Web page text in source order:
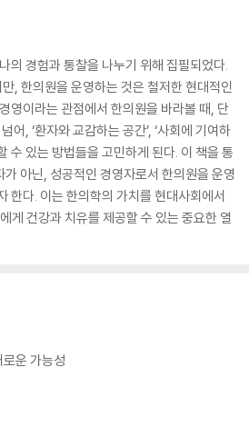
의 경험과 통찰을 나누기 위해 집필되었다.
, 한의원을 운영하는 것은 철저한 현대적인
영이라는 관점에서 한의원을 바라볼 때, 단
어, ‘환자와 교감하는 공간’, ‘사회에 기여하
수 있는 방법들을 고민하게 된다. 이 책을 통
아닌, 성공적인 경영자로서 한의원을 운영
한다. 이는 한의학의 가치를 현대사회에서
게 건강과 치유를 제공할 수 있는 중요한 열
운 가능성